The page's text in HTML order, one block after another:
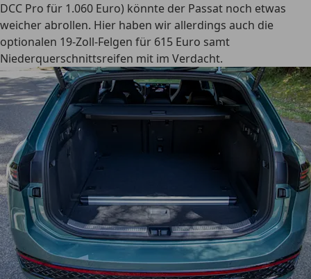
DCC Pro für 1.060 Euro) könnte der Passat noch etwas
weicher abrollen. Hier haben wir allerdings auch die
optionalen 19-Zoll-Felgen für 615 Euro samt
Niederquerschnittsreifen mit im Verdacht.